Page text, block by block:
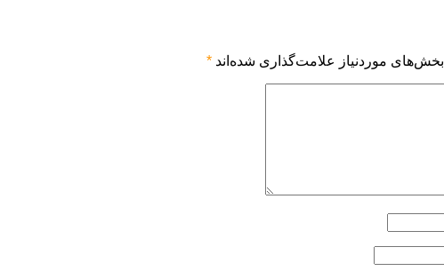
بخش‌های موردنیاز علامت‌گذاری شده‌اند *